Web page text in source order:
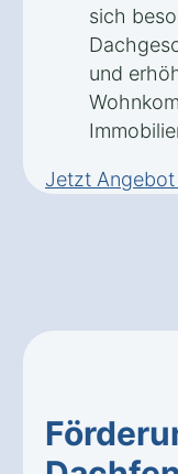
sich
und
Jetzt Angebot